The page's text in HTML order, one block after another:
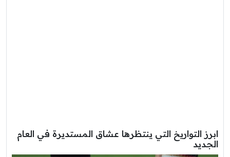
ابرز التواريخ التي ينتظرها عشاق المستديرة في العام
الجديد